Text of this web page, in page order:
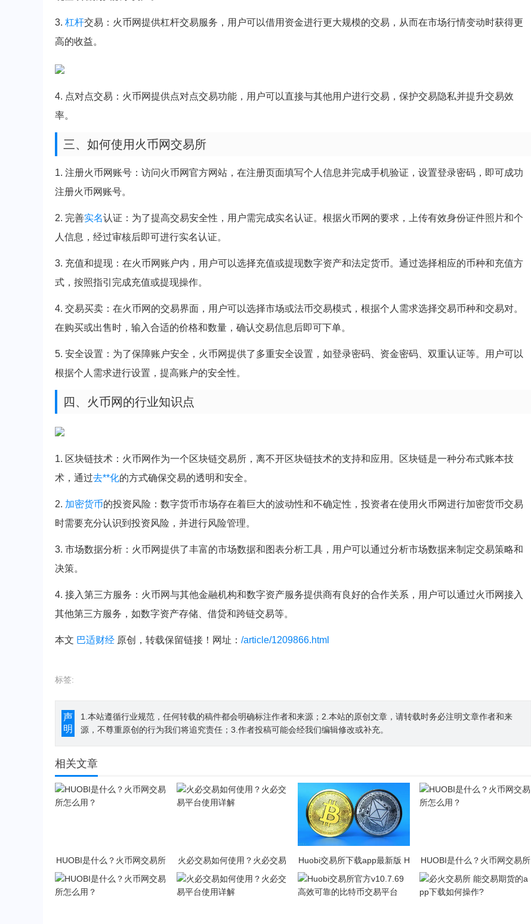
3. 杠杆交易：火币网提供杠杆交易服务，用户可以借用资金进行更大规模的交易，从而在市场行情变动时获得更
高的收益。
4. 点对点交易：火币网提供点对点交易功能，用户可以直接与其他用户进行交易，保护交易隐私并提升交易效
率。
三、如何使用火币网交易所
1. 注册火币网账号：访问火币网官方网站，在注册页面填写个人信息并完成手机验证，设置登录密码，即可成功
注册火币网账号。
2. 完善实名认证：为了提高交易安全性，用户需完成实名认证。根据火币网的要求，上传有效身份证件照片和个
人信息，经过审核后即可进行实名认证。
3. 充值和提现：在火币网账户内，用户可以选择充值或提现数字资产和法定货币。通过选择相应的币种和充值方
式，按照指引完成充值或提现操作。
4. 交易买卖：在火币网的交易界面，用户可以选择市场或法币交易模式，根据个人需求选择交易币种和交易对。
在购买或出售时，输入合适的价格和数量，确认交易信息后即可下单。
5. 安全设置：为了保障账户安全，火币网提供了多重安全设置，如登录密码、资金密码、双重认证等。用户可以
根据个人需求进行设置，提高账户的安全性。
四、火币网的行业知识点
1. 区块链技术：火币网作为一个区块链交易所，离不开区块链技术的支持和应用。区块链是一种分布式账本技
术，通过去**化的方式确保交易的透明和安全。
2. 加密货币的投资风险：数字货币市场存在着巨大的波动性和不确定性，投资者在使用火币网进行加密货币交易
时需要充分认识到投资风险，并进行风险管理。
3. 市场数据分析：火币网提供了丰富的市场数据和图表分析工具，用户可以通过分析市场数据来制定交易策略和
决策。
4. 接入第三方服务：火币网与其他金融机构和数字资产服务提供商有良好的合作关系，用户可以通过火币网接入
其他第三方服务，如数字资产存储、借贷和跨链交易等。
本文 巴适财经 原创，转载保留链接！网址： /article/1209866.html
标签:
声
明
1.本站遵循行业规范，任何转载的稿件都会明确标注作者和来源；2.本站的原创文章，请转载时务必注明文章作者和来
源，不尊重原创的行为我们将追究责任；3.作者投稿可能会经我们编辑修改或补充。
相关文章
HUOBI是什么？火币网交易所
火必交易如何使用？火必交易
Huobi交易所下载app最新版 H
uobi交易所2023官方版下载
HUOBI是什么？火币网交易所